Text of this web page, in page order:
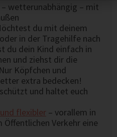
wetterunabhängig – mit
du mit deinem
in der Tragehilfe nach
du dein Kind einfach in
und ziehst dir die
Köpfchen und
extra bedecken!
und haltet euch
flexibler – vorallem in
Verkehr eine